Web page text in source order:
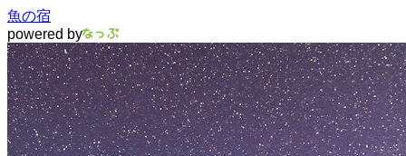
魚の宿
powered by